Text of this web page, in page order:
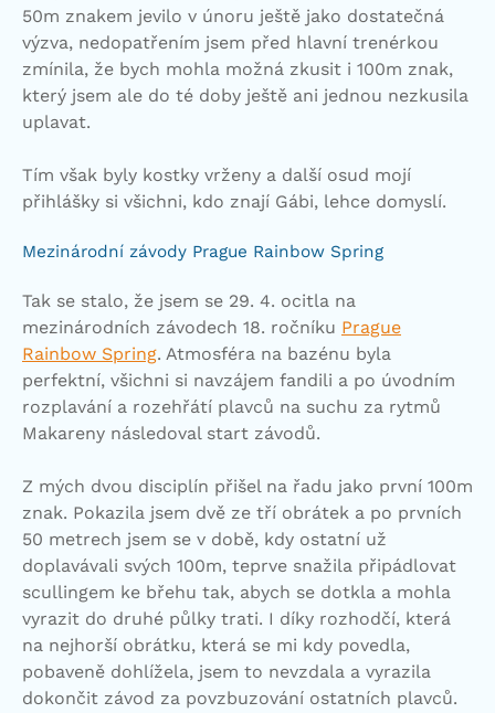
50m znakem jevilo v únoru ještě jako dostatečná
výzva, nedopatřením jsem před hlavní trenérkou
zmínila, že bych mohla možná zkusit i 100m znak,
který jsem ale do té doby ještě ani jednou nezkusila
uplavat.
Tím však byly kostky vrženy a další osud mojí
přihlášky si všichni, kdo znají Gábi, lehce domyslí.
Mezinárodní závody Prague Rainbow Spring
Tak se stalo, že jsem se 29. 4. ocitla na
mezinárodních závodech 18. ročníku Prague
Rainbow Spring. Atmosféra na bazénu byla
perfektní, všichni si navzájem fandili a po úvodním
rozplavání a rozehřátí plavců na suchu za rytmů
Makareny následoval start závodů.
Z mých dvou disciplín přišel na řadu jako první 100m
znak. Pokazila jsem dvě ze tří obrátek a po prvních
50 metrech jsem se v době, kdy ostatní už
doplavávali svých 100m, teprve snažila připádlovat
scullingem ke břehu tak, abych se dotkla a mohla
vyrazit do druhé půlky trati. I díky rozhodčí, která
na nejhorší obrátku, která se mi kdy povedla,
pobaveně dohlížela, jsem to nevzdala a vyrazila
dokončit závod za povzbuzování ostatních plavců.